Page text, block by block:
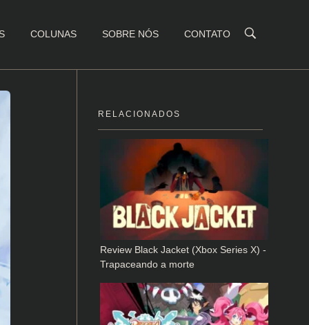
COLUNAS SOBRE NÓS CONTATO
RELACIONADOS
Review Black Jacket (Xbox Series X) -
Trapaceando a morte